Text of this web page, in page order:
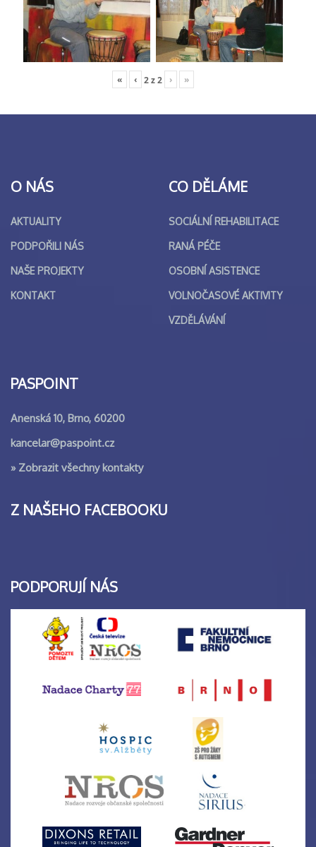
« ‹ 2z2 › »
O NÁS
AKTUALITY
PODPOŘILI NÁS
NAŠE PROJEKTY
KONTAKT
CO DĚLÁME
SOCIÁLNÍ REHABILITACE
RANÁ PÉČE
OSOBNÍ ASISTENCE
VOLNOČASOVÉ AKTIVITY
VZDĚLÁVÁNÍ
PASPOINT
Anenská 10, Brno, 60200
kancelar@paspoint.cz
» Zobrazit všechny kontakty
Z NAŠEHO FACEBOOKU
PODPORUJÍ NÁS